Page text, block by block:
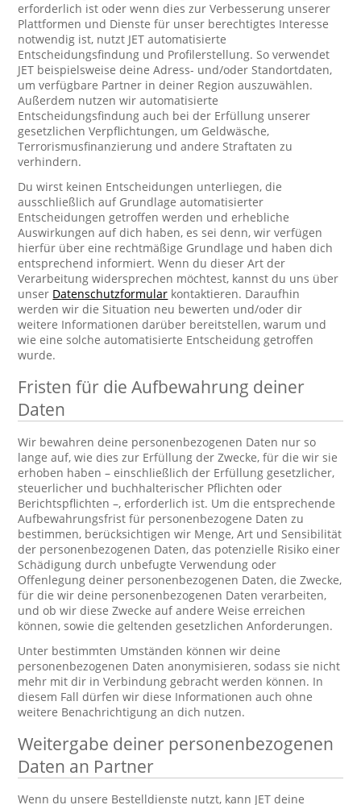
erforderlich ist oder wenn dies zur Verbesserung unserer
Plattformen und Dienste für unser berechtigtes Interesse
notwendig ist, nutzt JET automatisierte
Entscheidungsfindung und Profilerstellung. So verwendet
JET beispielsweise deine Adress- und/oder Standortdaten,
um verfügbare Partner in deiner Region auszuwählen.
Außerdem nutzen wir automatisierte
Entscheidungsfindung auch bei der Erfüllung unserer
gesetzlichen Verpflichtungen, um Geldwäsche,
Terrorismusfinanzierung und andere Straftaten zu
verhindern.
Du wirst keinen Entscheidungen unterliegen, die
ausschließlich auf Grundlage automatisierter
Entscheidungen getroffen werden und erhebliche
Auswirkungen auf dich haben, es sei denn, wir verfügen
hierfür über eine rechtmäßige Grundlage und haben dich
entsprechend informiert. Wenn du dieser Art der
Verarbeitung widersprechen möchtest, kannst du uns über
unser Datenschutzformular kontaktieren. Daraufhin
werden wir die Situation neu bewerten und/oder dir
weitere Informationen darüber bereitstellen, warum und
wie eine solche automatisierte Entscheidung getroffen
wurde.
Fristen für die Aufbewahrung deiner
Daten
Wir bewahren deine personenbezogenen Daten nur so
lange auf, wie dies zur Erfüllung der Zwecke, für die wir sie
erhoben haben – einschließlich der Erfüllung gesetzlicher,
steuerlicher und buchhalterischer Pflichten oder
Berichtspflichten –, erforderlich ist. Um die entsprechende
Aufbewahrungsfrist für personenbezogene Daten zu
bestimmen, berücksichtigen wir Menge, Art und Sensibilität
der personenbezogenen Daten, das potenzielle Risiko einer
Schädigung durch unbefugte Verwendung oder
Offenlegung deiner personenbezogenen Daten, die Zwecke,
für die wir deine personenbezogenen Daten verarbeiten,
und ob wir diese Zwecke auf andere Weise erreichen
können, sowie die geltenden gesetzlichen Anforderungen.
Unter bestimmten Umständen können wir deine
personenbezogenen Daten anonymisieren, sodass sie nicht
mehr mit dir in Verbindung gebracht werden können. In
diesem Fall dürfen wir diese Informationen auch ohne
weitere Benachrichtigung an dich nutzen.
Weitergabe deiner personenbezogenen
Daten an Partner
Wenn du unsere Bestelldienste nutzt, kann JET deine